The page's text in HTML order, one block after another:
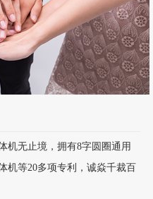
机无止境，拥有8字圆圈通用
机等20多项专利，诚焱千裁百